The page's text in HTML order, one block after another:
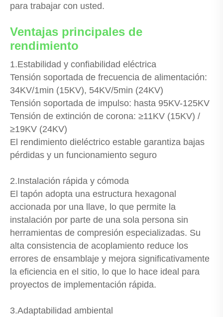
para trabajar con usted.
Ventajas principales de
rendimiento
1.Estabilidad y confiabilidad eléctrica
Tensión soportada de frecuencia de alimentación:
34KV/1min (15KV), 54KV/5min (24KV)
Tensión soportada de impulso: hasta 95KV-125KV
Tensión de extinción de corona: ≥11KV (15KV) /
≥19KV (24KV)
El rendimiento dieléctrico estable garantiza bajas
pérdidas y un funcionamiento seguro
2.Instalación rápida y cómoda
El tapón adopta una estructura hexagonal
accionada por una llave, lo que permite la
instalación por parte de una sola persona sin
herramientas de compresión especializadas. Su
alta consistencia de acoplamiento reduce los
errores de ensamblaje y mejora significativamente
la eficiencia en el sitio, lo que lo hace ideal para
proyectos de implementación rápida.
3.Adaptabilidad ambiental